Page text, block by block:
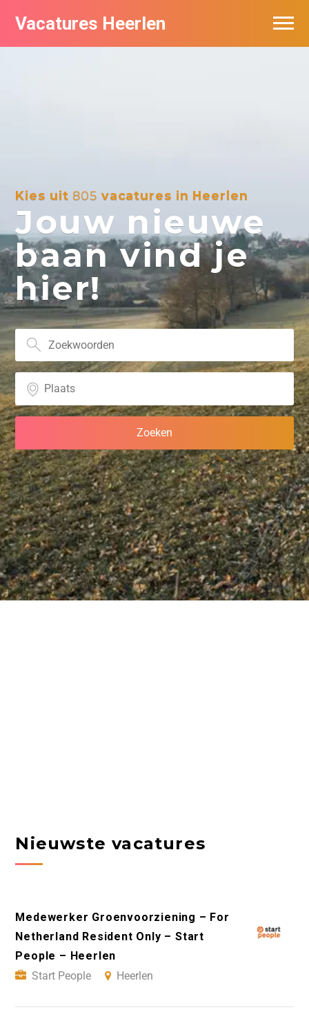
Vacatures Heerlen
Kies uit 805 vacatures in Heerlen
Jouw nieuwe
baan vind je
hier!
Nieuwste vacatures
Medewerker Groenvoorziening – For
Netherland Resident Only – Start
People – Heerlen
Start People
Heerlen
Vacatures per bedrijf in Heerlen